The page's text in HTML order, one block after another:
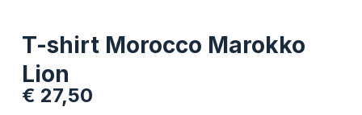
T-shirt Morocco Marokko
Lion
€ 27,50